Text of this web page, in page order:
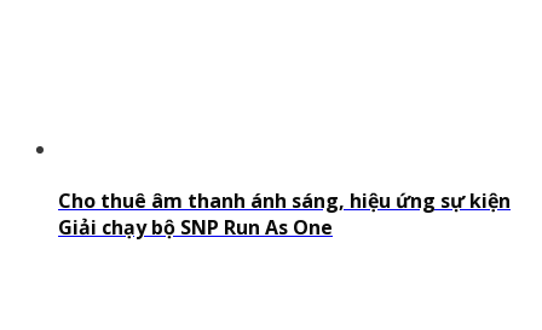
Cho thuê âm thanh ánh sáng, hiệu ứng sự kiện
Giải chạy bộ SNP Run As One